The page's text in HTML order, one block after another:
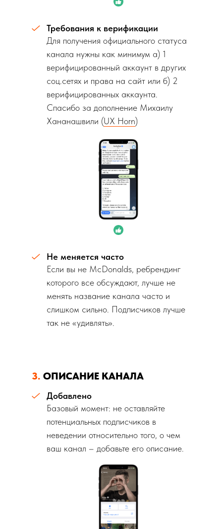
Требования к верификации
Для получения официального статуса
канала нужны как минимум а) 1
верифицированный аккаунт в других
соц.сетях и права на сайт или б) 2
верифицированных аккаунта.
Спасибо за дополнение Михаилу
Хананашвили (UX Horn)
Не меняется часто
Если вы не McDonalds, ребрендинг
которого все обсуждают, лучше не
менять название канала часто и
слишком сильно. Подписчиков лучше
так не «удивлять».
3. ОПИСАНИЕ КАНАЛА
Добавлено
Базовый момент: не оставляйте
потенциальных подписчиков в
неведении относительно того, о чем
ваш канал – добавьте его описание.